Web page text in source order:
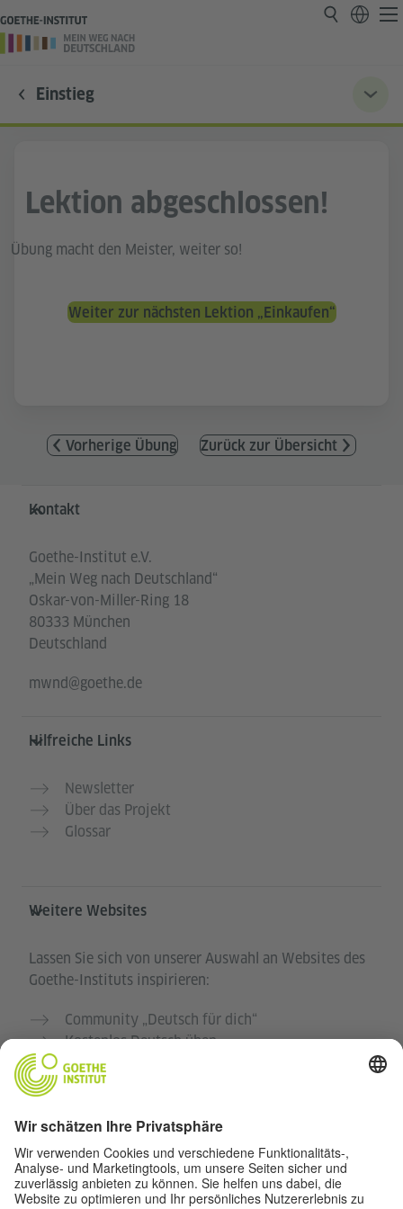
Einstieg
Lektion abgeschlossen!
Übung macht den Meister, weiter so!
Weiter zur nächsten Lektion „Einkaufen“
Vorherige Übung Zurück zur Übersicht
Service- und Informationsbereich
Kontakt
Goethe-Institut e.V.
„Mein Weg nach Deutschland“
Oskar-von-Miller-Ring 18
80333 München
Deutschland
mwnd@goethe.de
Hilfreiche Links
Newsletter
Über das Projekt
Glossar
Weitere Websites
Lassen Sie sich von unserer Auswahl an Websites des
Goethe-Instituts inspirieren:
Community „Deutsch für dich“
Kostenlos Deutsch üben
Deutschkurse des Goethe-Instituts
Lehrkräfteportal „Deutschstunde“
Datenschutz und Barrierefreiheit